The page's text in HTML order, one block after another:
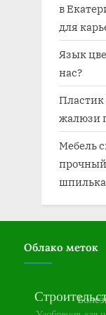
в
для
Язык
нас?
жалюзи
Мебель
прочный
Облако меток